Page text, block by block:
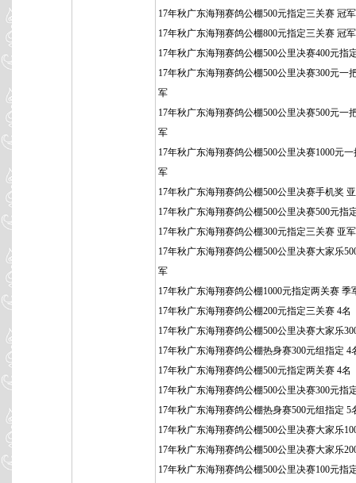
17年秋广东海翔赛鸽公棚500元指定三关赛 冠军
17年秋广东海翔赛鸽公棚800元指定三关赛 冠军
17年秋广东海翔赛鸽公棚500公里决赛400元指
17年秋广东海翔赛鸽公棚500公里决赛300元一
军
17年秋广东海翔赛鸽公棚500公里决赛500元一
军
17年秋广东海翔赛鸽公棚500公里决赛1000元
军
17年秋广东海翔赛鸽公棚500公里决赛手机奖
17年秋广东海翔赛鸽公棚500公里决赛500元指
17年秋广东海翔赛鸽公棚300元指定三关赛 亚军
17年秋广东海翔赛鸽公棚500公里决赛大家乐
军
17年秋广东海翔赛鸽公棚1000元指定两关赛 季
17年秋广东海翔赛鸽公棚200元指定三关赛 4名
17年秋广东海翔赛鸽公棚500公里决赛大家乐
17年秋广东海翔赛鸽公棚热身赛300元组指定 4
17年秋广东海翔赛鸽公棚500元指定两关赛 4名
17年秋广东海翔赛鸽公棚500公里决赛300元指
17年秋广东海翔赛鸽公棚热身赛500元组指定 5
17年秋广东海翔赛鸽公棚500公里决赛大家乐
17年秋广东海翔赛鸽公棚500公里决赛大家乐
17年秋广东海翔赛鸽公棚500公里决赛100元指